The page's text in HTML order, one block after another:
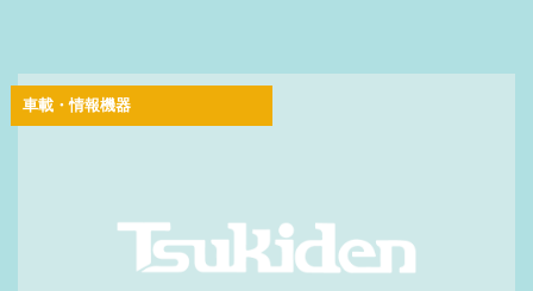
車載・情報機器